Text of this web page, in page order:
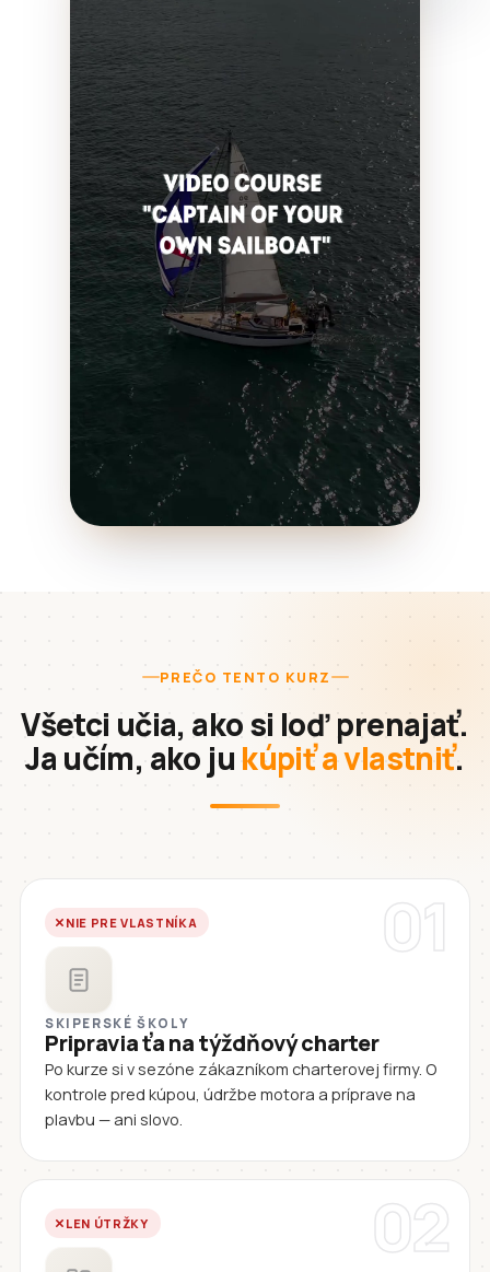
PREČO TENTO KURZ
Všetci učia, ako si loď prenajať.
Ja učím, ako ju kúpiť a vlastniť.
01
NIE PRE VLASTNÍKA
SKIPERSKÉ ŠKOLY
Pripravia ťa na týždňový charter
Po kurze si v sezóne zákazníkom charterovej firmy. O
kontrole pred kúpou, údržbe motora a príprave na
plavbu — ani slovo.
02
LEN ÚTRŽKY